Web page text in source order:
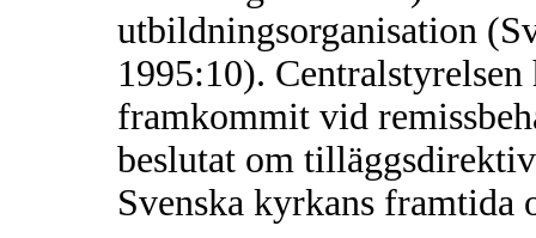
utbildningsorganisation
1995:10).
framkommit vid
beslutat om
Svenska kyrkans framtida